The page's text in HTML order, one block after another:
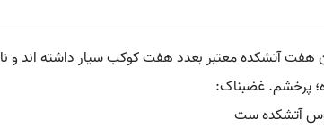
هفت آتشکده معتبر بعدد هفت کوکب سیار داشته اند و
پرخشم. غضبناک:
آتشکده ست